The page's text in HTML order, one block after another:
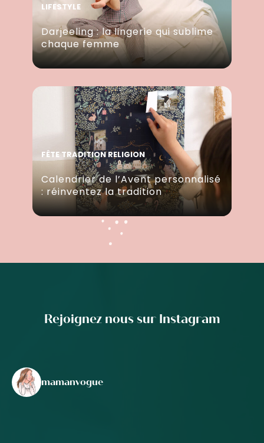
LIFESTYLE
Darjeeling : la lingerie qui sublime
chaque femme
FÊTE TRADITION RELIGION
Calendrier de l’Avent personnalisé
: réinventez la tradition
Rejoignez nous sur Instagram
mamanvogue